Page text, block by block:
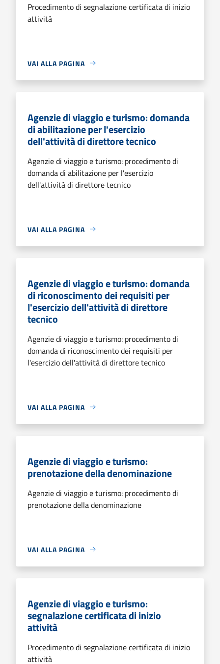
Procedimento di segnalazione certificata di inizio
attività
VAI ALLA PAGINA
Agenzie di viaggio e turismo: domanda
di abilitazione per l'esercizio
dell'attività di direttore tecnico
Agenzie di viaggio e turismo: procedimento di
domanda di abilitazione per l'esercizio
dell'attività di direttore tecnico
VAI ALLA PAGINA
Agenzie di viaggio e turismo: domanda
di riconoscimento dei requisiti per
l'esercizio dell'attività di direttore
tecnico
Agenzie di viaggio e turismo: procedimento di
domanda di riconoscimento dei requisiti per
l'esercizio dell'attività di direttore tecnico
VAI ALLA PAGINA
Agenzie di viaggio e turismo:
prenotazione della denominazione
Agenzie di viaggio e turismo: procedimento di
prenotazione della denominazione
VAI ALLA PAGINA
Agenzie di viaggio e turismo:
segnalazione certificata di inizio
attività
Procedimento di segnalazione certificata di inizio
attività